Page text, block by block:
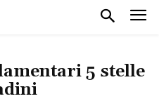
5 stelle